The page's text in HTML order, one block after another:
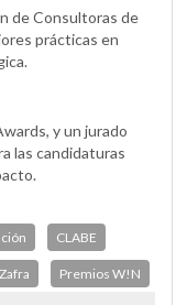
de Consultoras de
prácticas en
y un jurado
las candidaturas
CLABE
Premios W!N